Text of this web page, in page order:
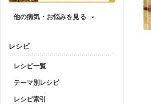
他の病気・お悩みを見る
レシピ
レシピ一覧
テーマ別レシピ
レシピ索引